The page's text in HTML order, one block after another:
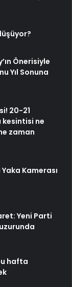
Önerisiyle
Yıl Sonuna
20-21
kesintisi ne
zaman
Kamerası
Yeni Parti
hafta